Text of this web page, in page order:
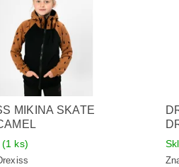
MIKINA SKATE
(1 ks)